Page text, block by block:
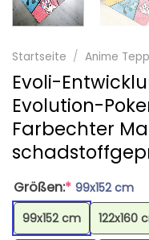
Startseite / Anime
Evoli-
Evolution-
Farbechter
Größen:* 99x152 cm
99x152 cm
122x160